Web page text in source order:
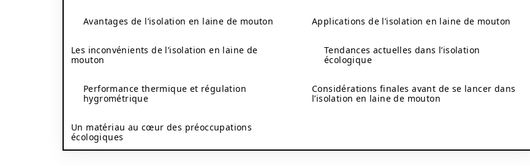
Avantages de l’isolation en laine de mouton
Les inconvénients de l’isolation en laine de
mouton
Performance thermique et régulation
hygrométrique
Un matériau au cœur des préoccupations
écologiques
Applications de l’isolation en laine de mouton
Tendances actuelles dans l’isolation
écologique
Considérations finales avant de se lancer dans
l’isolation en laine de mouton